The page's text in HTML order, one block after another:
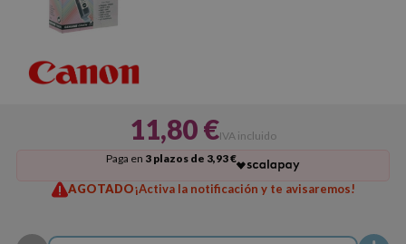
11,80 €IVA incluido
Paga en 3 plazos de 3,93 €
AGOTADO¡Activa la notificación y te avisaremos!